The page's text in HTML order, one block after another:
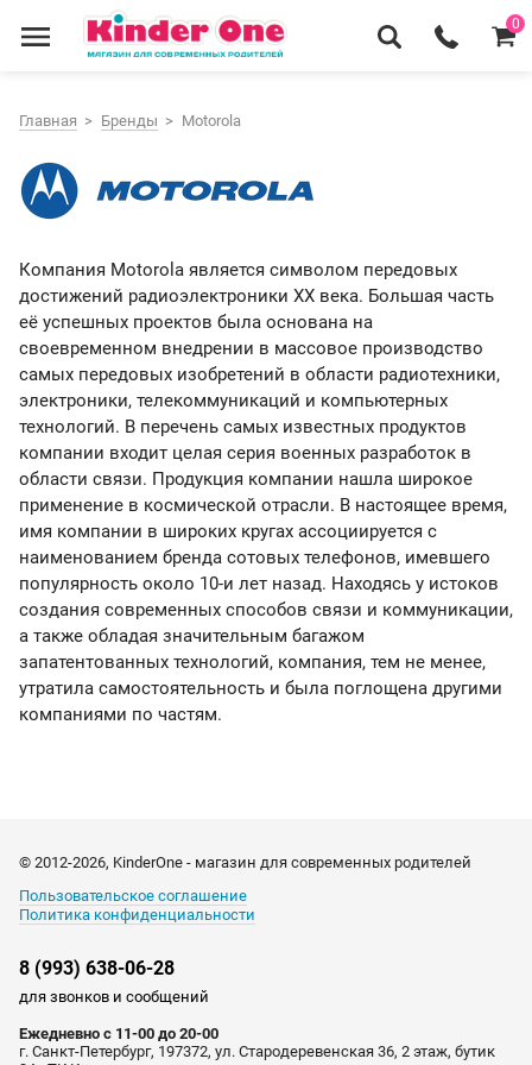
Главная Бренды Motorola
Компания Motorola является символом передовых
достижений радиоэлектроники ХХ века. Большая часть
её успешных проектов была основана на
своевременном внедрении в массовое производство
самых передовых изобретений в области радиотехники,
электроники, телекоммуникаций и компьютерных
технологий. В перечень самых известных продуктов
компании входит целая серия военных разработок в
области связи. Продукция компании нашла широкое
применение в космической отрасли. В настоящее время,
имя компании в широких кругах ассоциируется с
наименованием бренда сотовых телефонов, имевшего
популярность около 10-и лет назад. Находясь у истоков
создания современных способов связи и коммуникации,
а также обладая значительным багажом
запатентованных технологий, компания, тем не менее,
утратила самостоятельность и была поглощена другими
компаниями по частям.
© 2012-2026, KinderOne - магазин для современных родителей
Пользовательское соглашение
Политика конфиденциальности
8 (993) 638-06-28
для звонков и сообщений
Ежедневно с 11-00 до 20-00
г. Санкт-Петербург, 197372, ул. Стародеревенская 36, 2 этаж, бутик
0